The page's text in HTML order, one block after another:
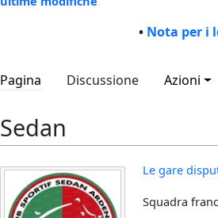
• Nota per i
Pagina Discussione Azioni
Sedan
Le gare
Squadra